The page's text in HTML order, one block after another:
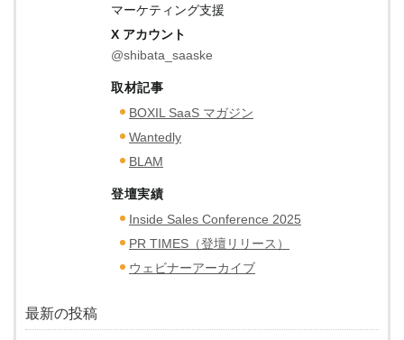
マーケティング支援
X アカウント
@shibata_saaske
取材記事
BOXIL SaaS マガジン
Wantedly
BLAM
登壇実績
Inside Sales Conference 2025
PR TIMES（登壇リリース）
ウェビナーアーカイブ
最新の投稿